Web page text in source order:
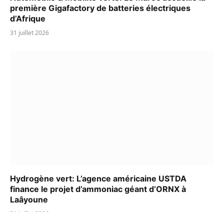
première Gigafactory de batteries électriques
d’Afrique
31 juillet 2026
Hydrogène vert: L’agence américaine USTDA
finance le projet d’ammoniac géant d’ORNX à
Laâyoune